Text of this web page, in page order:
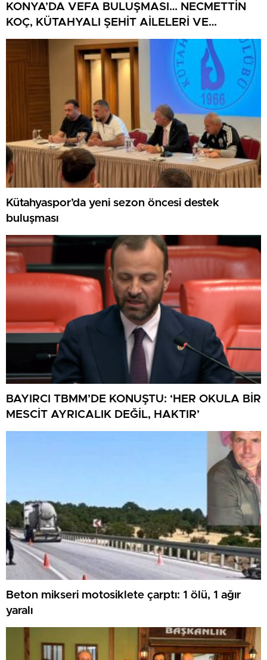
KONYA’DA VEFA BULUŞMASI… NECMETTİN
KOÇ, KÜTAHYALI ŞEHİT AİLELERİ VE
GAZİLERİ AĞIRLADI
Kütahyaspor’da yeni sezon öncesi destek
buluşması
BAYIRCI TBMM’DE KONUŞTU: ‘HER OKULA BİR
MESCİT AYRICALIK DEĞİL, HAKTIR’
Beton mikseri motosiklete çarptı: 1 ölü, 1 ağır
yaralı